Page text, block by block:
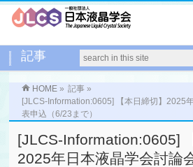
記事
HOME » 記事 »
[JLCS-Information:0605] 【本日締切】2025
表申込（6/23まで）
[JLCS-Information:0605]
2025年日本液晶学会討論